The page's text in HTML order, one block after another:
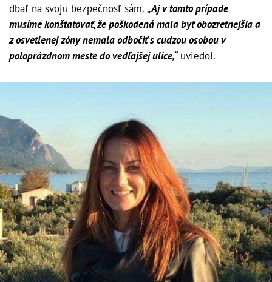
dbať na svoju bezpečnosť sám. „Aj v tomto prípade
musíme konštatovať, že poškodená mala byť obozretnejšia a
z osvetlenej zóny nemala odbočiť s cudzou osobou v
poloprázdnom meste do vedľajšej ulice,“uviedol.